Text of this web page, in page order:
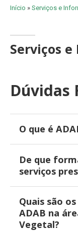
Início » Serviços e
Serviços
Dúvidas
O que é
De que
serviços
Quais são
ADAB na
Vegetal?